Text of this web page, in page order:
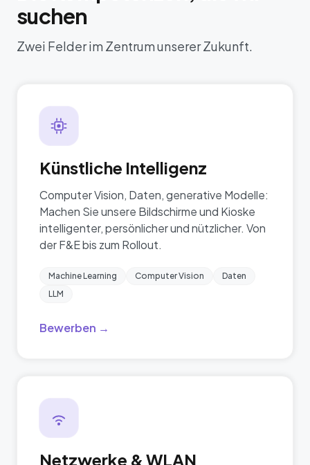
suchen
Zwei Felder im Zentrum unserer Zukunft.
Künstliche Intelligenz
Computer Vision, Daten, generative Modelle:
Machen Sie unsere Bildschirme und Kioske
intelligenter, persönlicher und nützlicher. Von
der F&E bis zum Rollout.
Machine Learning Computer Vision
Daten
LLM
Bewerben →
Netzwerke & WLAN